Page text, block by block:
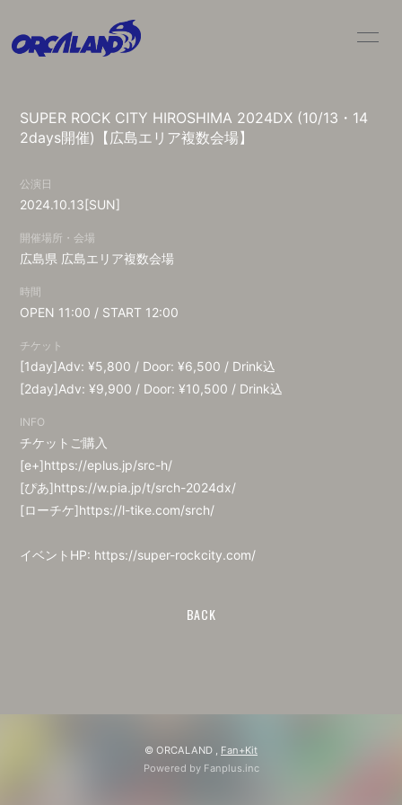
LIVE / SCHEDULE
BIO
GOODS
SUPER ROCK CITY HIROSHIMA 2024DX (10/13・14
2days開催)【広島エリア複数会場】
公演日
2024.10.13[SUN]
開催場所・会場
広島県 広島エリア複数会場
時間
OPEN 11:00 / START 12:00
チケット
[1day]Adv: ¥5,800 / Door: ¥6,500 / Drink込
[2day]Adv: ¥9,900 / Door: ¥10,500 / Drink込
INFO
チケットご購入
[e+]https://eplus.jp/src-h/
[ぴあ]https://w.pia.jp/t/srch-2024dx/
[ローチケ]https://l-tike.com/srch/
イベントHP: https://super-rockcity.com/
BACK
© ORCALAND , Fan+Kit
Powered by Fanplus.inc